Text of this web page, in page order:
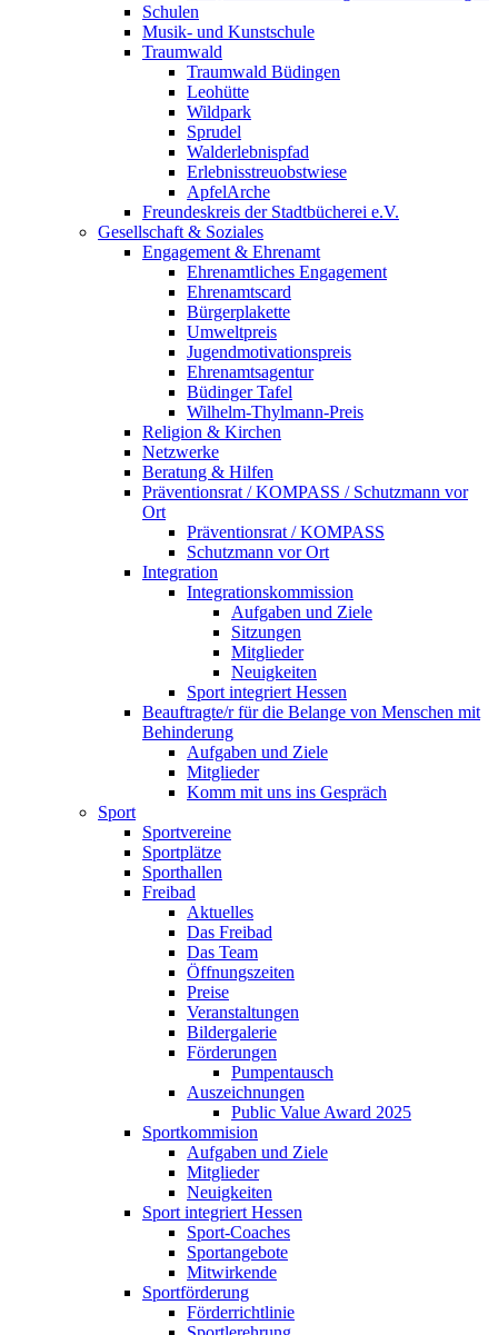
Schulen
Musik- und Kunstschule
Traumwald
Traumwald Büdingen
Leohütte
Wildpark
Sprudel
Walderlebnispfad
Erlebnisstreuobstwiese
ApfelArche
Freundeskreis der Stadtbücherei e.V.
Gesellschaft & Soziales
Engagement & Ehrenamt
Ehrenamtliches Engagement
Ehrenamtscard
Bürgerplakette
Umweltpreis
Jugendmotivationspreis
Ehrenamtsagentur
Büdinger Tafel
Wilhelm-Thylmann-Preis
Religion & Kirchen
Netzwerke
Beratung & Hilfen
Präventionsrat / KOMPASS / Schutzmann vor
Ort
Präventionsrat / KOMPASS
Schutzmann vor Ort
Integration
Integrationskommission
Aufgaben und Ziele
Sitzungen
Mitglieder
Neuigkeiten
Sport integriert Hessen
Beauftragte/r für die Belange von Menschen mit
Behinderung
Aufgaben und Ziele
Mitglieder
Komm mit uns ins Gespräch
Sport
Sportvereine
Sportplätze
Sporthallen
Freibad
Aktuelles
Das Freibad
Das Team
Öffnungszeiten
Preise
Veranstaltungen
Bildergalerie
Förderungen
Pumpentausch
Auszeichnungen
Public Value Award 2025
Sportkommision
Aufgaben und Ziele
Mitglieder
Neuigkeiten
Sport integriert Hessen
Sport-Coaches
Sportangebote
Mitwirkende
Sportförderung
Förderrichtlinie